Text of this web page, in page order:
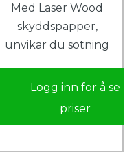
Med Laser Wood
skyddspapper,
unvikar du sotning
Logg inn for å se
priser